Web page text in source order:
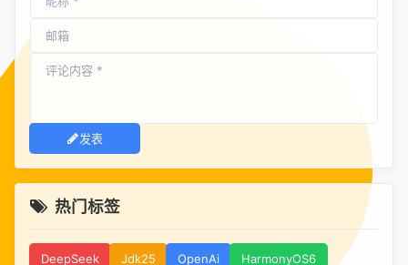
发表
热门标签
DeepSeek Jdk25 OpenAi HarmonyOS6